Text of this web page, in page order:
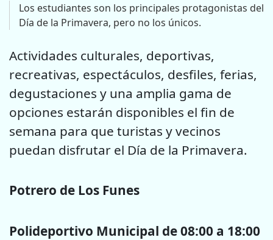
Los estudiantes son los principales protagonistas del
Día de la Primavera, pero no los únicos.
Actividades culturales, deportivas,
recreativas, espectáculos, desfiles, ferias,
degustaciones y una amplia gama de
opciones estarán disponibles el fin de
semana para que turistas y vecinos
puedan disfrutar el Día de la Primavera.
Potrero de Los Funes
Polideportivo Municipal de 08:00 a 18:00